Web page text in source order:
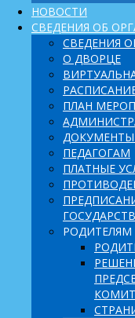
НОВОСТИ
СВЕДЕНИЯ ОБ
СВЕДЕНИЯ
О ДВОРЦЕ
ПЛАН
ПЕДАГОГАМ
ПЛАТНЫЕ
РОДИТЕЛЯМ